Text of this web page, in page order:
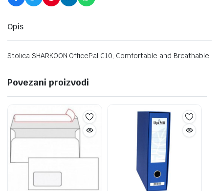
Opis
Stolica SHARKOON OfficePal C10, Comfortable and Breathable
Povezani proizvodi